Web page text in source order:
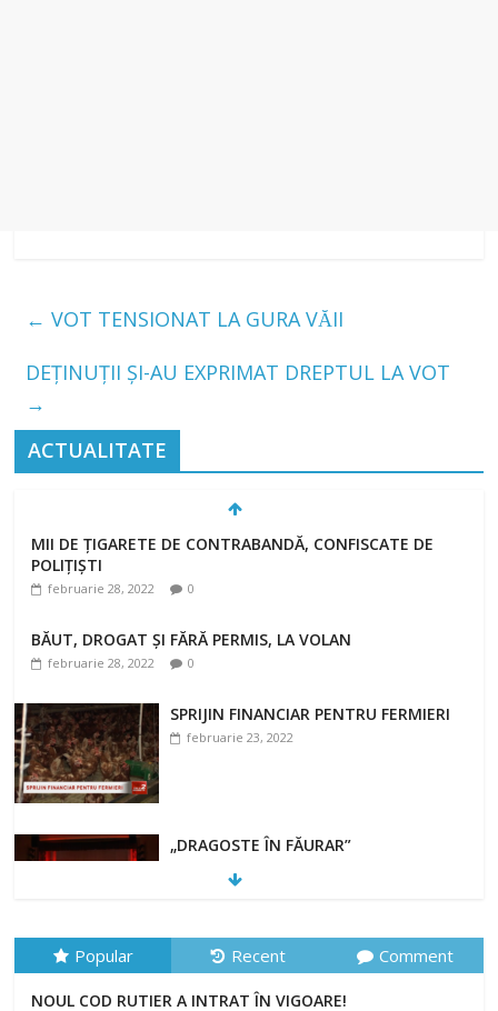
← VOT TENSIONAT LA GURA VĂII
DEȚINUȚII ȘI-AU EXPRIMAT DREPTUL LA VOT
→
ACTUALITATE
MII DE ȚIGARETE DE CONTRABANDĂ, CONFISCATE DE
POLIȚIȘTI
februarie 28, 2022 0
BĂUT, DROGAT ȘI FĂRĂ PERMIS, LA VOLAN
februarie 28, 2022 0
SPRIJIN FINANCIAR PENTRU FERMIERI
februarie 23, 2022
„DRAGOSTE ÎN FĂURAR”
NOUL COD RUTIER A INTRAT ÎN VIGOARE!
februarie 28, 2022 0
Popular Recent Comment
NOUL COD RUTIER A INTRAT ÎN VIGOARE!